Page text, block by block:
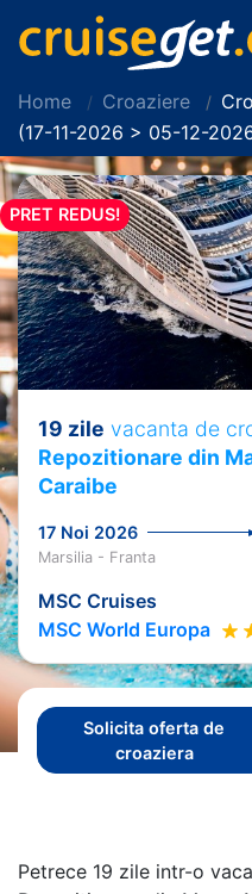
Home Croaziere
(17-11-2026 > 05-12-
PRET REDUS!
19 zile vacanta de
Repozitionare din
Caraibe
17 Noi 2026
Marsilia - Franta
MSC Cruises
MSC World Europa
Solicita oferta de
croaziera
Petrece 19 zile intr-o